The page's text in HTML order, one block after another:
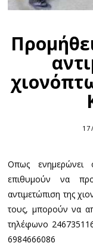
Οπως ενημερώνει
επιθυμούν να
αντιμετώπιση της
τους, μπορούν να
τηλέφωνο
6984666086